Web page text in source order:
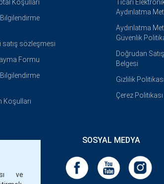
ve
Koşulları
satış sözleşmesi
Formu
Koşulları
Ticari
Aydınlatma
Aydınlatma
Güvenlik
Doğrudan
Belgesi
Gizlilik Politikası
Çerez Politikası
SOSYAL MEDYA